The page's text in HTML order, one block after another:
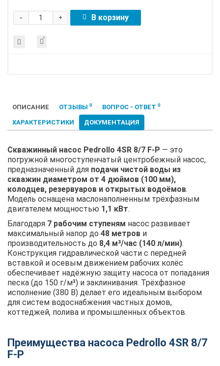
+
- В корзину
ОПИСАНИЕ ОТЗЫВЫ 0 ВОПРОС - ОТВЕТ 0
ХАРАКТЕРИСТИКИ ДОКУМЕНТАЦИЯ
Скважинный насос Pedrollo 4SR 8/7 F-P — это
погружной многоступенчатый центробежный насос,
предназначенный для подачи чистой воды из
скважин диаметром от 4 дюймов (100 мм),
колодцев, резервуаров и открытых водоёмов.
Модель оснащена маслонаполненным трёхфазным
двигателем мощностью 1,1 кВт.
Благодаря 7 рабочим ступеням насос развивает
максимальный напор до 48 метров и
производительность до 8,4 м³/час (140 л/мин).
Конструкция гидравлической части с передней
вставкой и осевым движением рабочих колёс
обеспечивает надёжную защиту насоса от попадания
песка (до 150 г/м³) и заклинивания. Трёхфазное
исполнение (380 В) делает его идеальным выбором
для систем водоснабжения частных домов,
коттеджей, полива и промышленных объектов.
Преимущества насоса Pedrollo 4SR 8/7
F-P